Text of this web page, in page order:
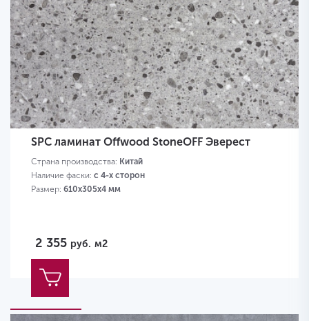
SPC ламинат Offwood StoneOFF Эверест
Страна производства: Китай
Наличие фаски: с 4-х сторон
Размер: 610х305х4 мм
2 355 руб. м2